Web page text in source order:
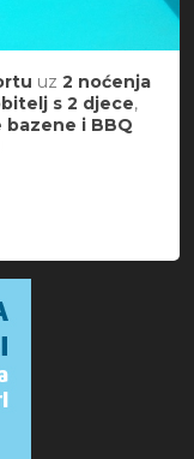
uz 2 noćenja
s 2 djece,
bazene i BBQ